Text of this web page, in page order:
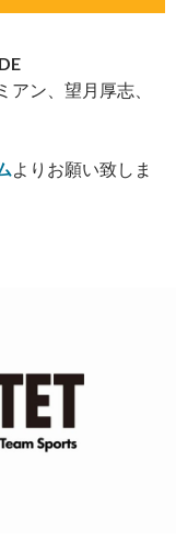
アン、望月厚志、
よりお願い致しま